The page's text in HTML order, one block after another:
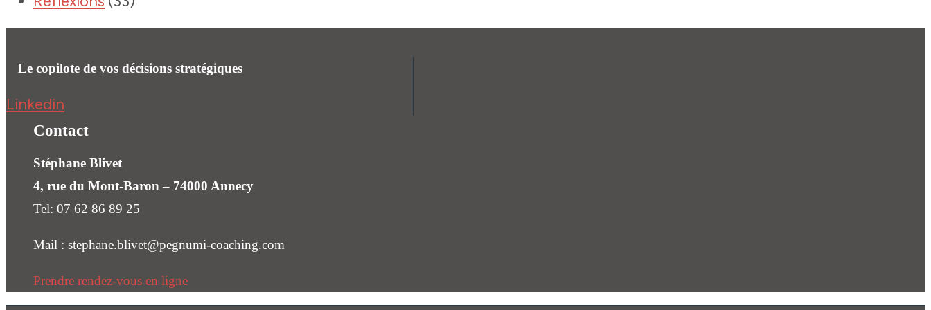
Le copilote de vos décisions stratégiques
Linkedin
Contact
Stéphane Blivet
4, rue du Mont-Baron – 74000 Annecy
Tel: 07 62 86 89 25
Mail : stephane.blivet@pegnumi-coaching.com
Prendre rendez-vous en ligne